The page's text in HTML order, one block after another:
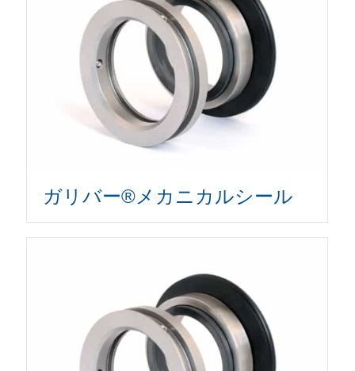
ガリバー®メカニカルシール